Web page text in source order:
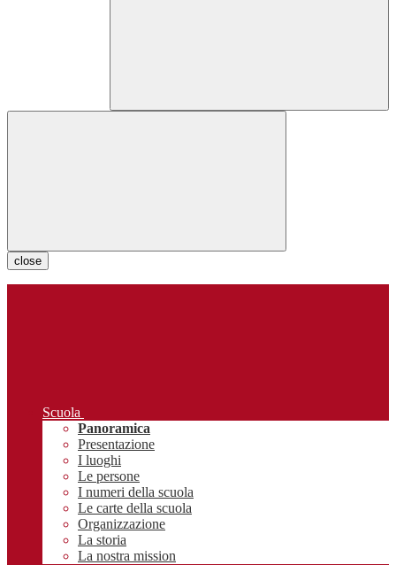
close
Scuola
Panoramica
Presentazione
I luoghi
Le persone
I numeri della scuola
Le carte della scuola
Organizzazione
La storia
La nostra mission